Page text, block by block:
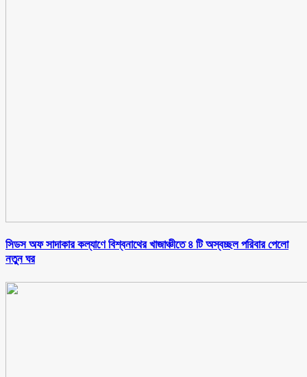
সিডস অফ সাদাকার কল্যাণে বিশ্বনাথের খাজাঞ্চীতে ৪ টি অস্বচ্ছল পরিবার পেলো
নতুন ঘর